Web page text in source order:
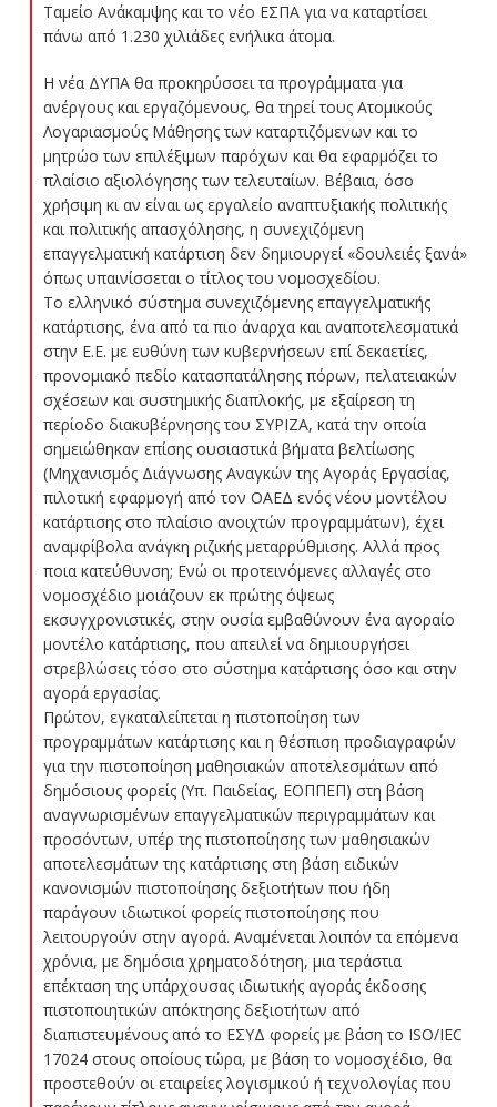
Ταμείο Ανάκαμψης και το νέο ΕΣΠΑ για να καταρτίσει
πάνω από 1.230 χιλιάδες ενήλικα άτομα.
Η νέα ΔΥΠΑ θα προκηρύσσει τα προγράμματα για
ανέργους και εργαζόμενους, θα τηρεί τους Ατομικούς
Λογαριασμούς Μάθησης των καταρτιζόμενων και το
μητρώο των επιλέξιμων παρόχων και θα εφαρμόζει το
πλαίσιο αξιολόγησης των τελευταίων. Βέβαια, όσο
χρήσιμη κι αν είναι ως εργαλείο αναπτυξιακής πολιτικής
και πολιτικής απασχόλησης, η συνεχιζόμενη
επαγγελματική κατάρτιση δεν δημιουργεί «δουλειές ξανά»
όπως υπαινίσσεται ο τίτλος του νομοσχεδίου.
Το ελληνικό σύστημα συνεχιζόμενης επαγγελματικής
κατάρτισης, ένα από τα πιο άναρχα και αναποτελεσματικά
στην Ε.Ε. με ευθύνη των κυβερνήσεων επί δεκαετίες,
προνομιακό πεδίο κατασπατάλησης πόρων, πελατειακών
σχέσεων και συστημικής διαπλοκής, με εξαίρεση τη
περίοδο διακυβέρνησης του ΣΥΡΙΖΑ, κατά την οποία
σημειώθηκαν επίσης ουσιαστικά βήματα βελτίωσης
(Μηχανισμός Διάγνωσης Αναγκών της Αγοράς Εργασίας,
πιλοτική εφαρμογή από τον ΟΑΕΔ ενός νέου μοντέλου
κατάρτισης στο πλαίσιο ανοιχτών προγραμμάτων), έχει
αναμφίβολα ανάγκη ριζικής μεταρρύθμισης. Αλλά προς
ποια κατεύθυνση; Ενώ οι προτεινόμενες αλλαγές στο
νομοσχέδιο μοιάζουν εκ πρώτης όψεως
εκσυγχρονιστικές, στην ουσία εμβαθύνουν ένα αγοραίο
μοντέλο κατάρτισης, που απειλεί να δημιουργήσει
στρεβλώσεις τόσο στο σύστημα κατάρτισης όσο και στην
αγορά εργασίας.
Πρώτον, εγκαταλείπεται η πιστοποίηση των
προγραμμάτων κατάρτισης και η θέσπιση προδιαγραφών
για την πιστοποίηση μαθησιακών αποτελεσμάτων από
δημόσιους φορείς (Υπ. Παιδείας, ΕΟΠΠΕΠ) στη βάση
αναγνωρισμένων επαγγελματικών περιγραμμάτων και
προσόντων, υπέρ της πιστοποίησης των μαθησιακών
αποτελεσμάτων της κατάρτισης στη βάση ειδικών
κανονισμών πιστοποίησης δεξιοτήτων που ήδη
παράγουν ιδιωτικοί φορείς πιστοποίησης που
λειτουργούν στην αγορά. Αναμένεται λοιπόν τα επόμενα
χρόνια, με δημόσια χρηματοδότηση, μια τεράστια
επέκταση της υπάρχουσας ιδιωτικής αγοράς έκδοσης
πιστοποιητικών απόκτησης δεξιοτήτων από
διαπιστευμένους από το ΕΣΥΔ φορείς με βάση το ISO/IEC
17024 στους οποίους τώρα, με βάση το νομοσχέδιο, θα
προστεθούν οι εταιρείες λογισμικού ή τεχνολογίας που